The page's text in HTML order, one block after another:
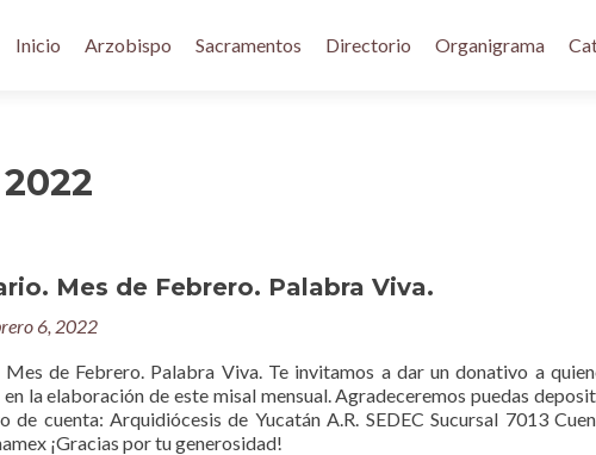
Inicio Arzobispo Sacramentos Directorio Organigrama
Mes de Febrero. Palabra Viva.
6, 2022
de Febrero. Palabra Viva. Te invitamos a dar un donativo a
la elaboración de este misal mensual. Agradeceremos puedas
de cuenta: Arquidiócesis de Yucatán A.R. SEDEC Sucursal 7013
¡Gracias por tu generosidad!